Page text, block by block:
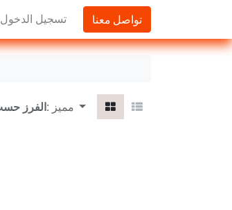
تسجيل الدخول تواصل معنا
الفرز حسب: